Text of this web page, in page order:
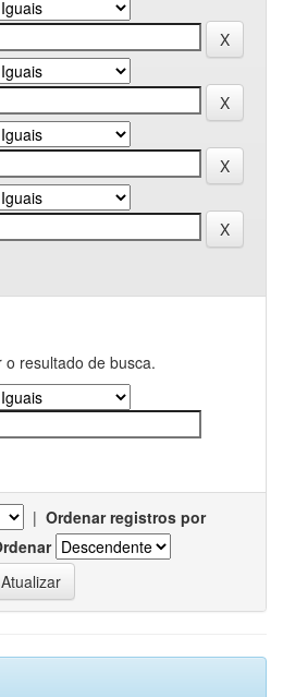
resultado de busca.
| Ordenar registros por